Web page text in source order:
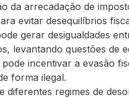
da arrecadação de
evitar desequilíbrios
gerar desigualdades
levantando questões de
incentivar a evasão
forma ilegal.
diferentes regimes de